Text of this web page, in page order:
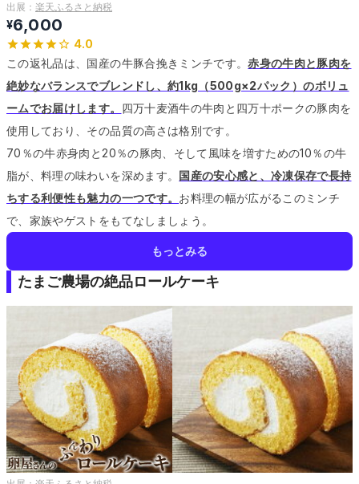
出展： 楽天ふるさと納税
¥6,000
4.0
この返礼品は、国産の牛豚合挽きミンチです。赤身の牛肉と豚肉を
絶妙なバランスでブレンドし、約1kg（500g×2パック）のボリュ
ームでお届けします。 四万十麦酒牛の牛肉と四万十ポークの豚肉を
使用しており、その品質の高さは格別です。
70％の牛赤身肉と20％の豚肉、そして風味を増すための10％の牛
脂が、料理の味わいを深めます。 国産の安心感と、冷凍保存で長持
ちする利便性も魅力の一つです。 お料理の幅が広がるこのミンチ
で、家族やゲストをもてなしましょう。
もっとみる
たまご農場の絶品ロールケーキ